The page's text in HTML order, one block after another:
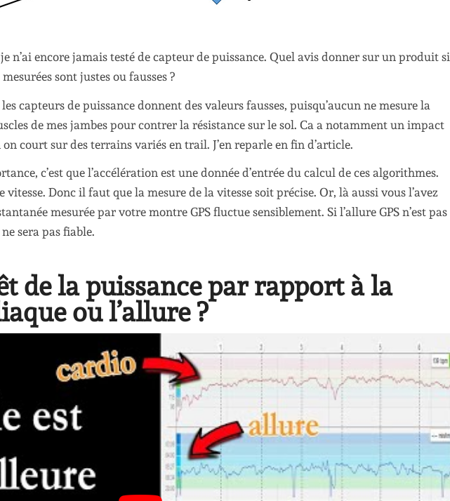
n’ai encore jamais testé de capteur de puissance. Quel avis donner sur un produit si
sont justes ou fausses ?
capteurs de puissance donnent des valeurs fausses, puisqu’aucun ne mesure la
de mes jambes pour contrer la résistance sur le sol. Ca a notamment un impact
court sur des terrains variés en trail. J’en reparle en fin d’article.
c’est que l’accélération est une donnée d’entrée du calcul de ces algorithmes.
vitesse. Donc il faut que la mesure de la vitesse soit précise. Or, là aussi vous l’avez
mesurée par votre montre GPS fluctue sensiblement. Si l’allure GPS n’est pas
sera pas fiable.
de la puissance par rapport à la
ou l’allure ?